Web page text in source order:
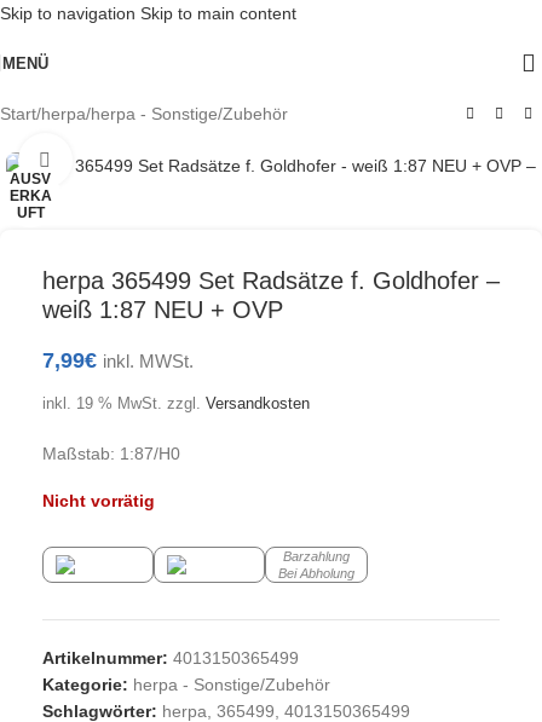
Skip to navigation Skip to main content
MENÜ
Start/herpa/herpa - Sonstige/Zubehör
AUSV
ERKA
UFT
Klick zum Vergrößern
herpa 365499 Set Radsätze f. Goldhofer –
weiß 1:87 NEU + OVP
7,99€ inkl. MWSt.
inkl. 19 % MwSt. zzgl. Versandkosten
Maßstab: 1:87/H0
Nicht vorrätig
Barzahlung
Bei Abholung
Artikelnummer: 4013150365499
Kategorie: herpa - Sonstige/Zubehör
Schlagwörter: herpa 365499 4013150365499